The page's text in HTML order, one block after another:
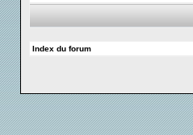
Index du forum